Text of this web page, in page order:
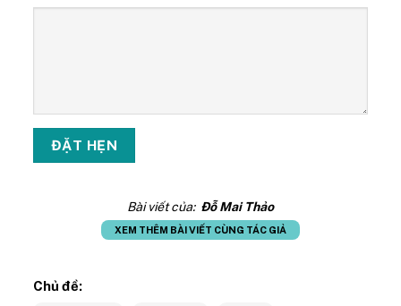
Bài viết của: Đỗ Mai Thảo
XEM THÊM BÀI VIẾT CÙNG TÁC GIẢ
Chủ đề: